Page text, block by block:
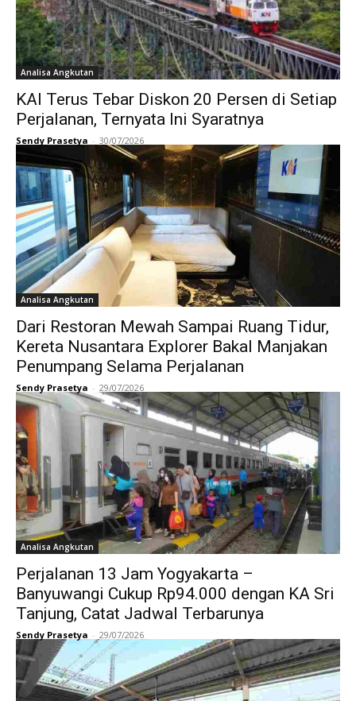
Analisa Angkutan
KAI Terus Tebar Diskon 20 Persen di Setiap
Perjalanan, Ternyata Ini Syaratnya
Sendy Prasetya - 30/07/2026
Analisa Angkutan
Dari Restoran Mewah Sampai Ruang Tidur,
Kereta Nusantara Explorer Bakal Manjakan
Penumpang Selama Perjalanan
Sendy Prasetya - 29/07/2026
Analisa Angkutan
Perjalanan 13 Jam Yogyakarta –
Banyuwangi Cukup Rp94.000 dengan KA Sri
Tanjung, Catat Jadwal Terbarunya
Sendy Prasetya - 29/07/2026